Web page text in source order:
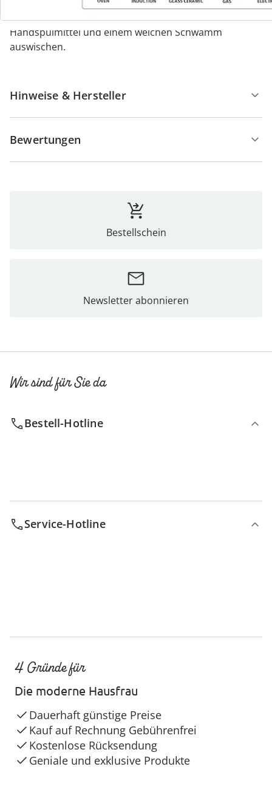
Easy-Clean-Effekt wird die Reinigung per Hand
empfohlen. Einfach mit heißem Wasser,
Handspülmittel und einem weichen Schwamm
auswischen.
Hinweise & Hersteller
Bewertungen
Bestellschein
Newsletter abonnieren
Wir sind für Sie da
Bestell-Hotline
Service-Hotline
4 Gründe für
Die moderne Hausfrau
Dauerhaft günstige Preise
Kauf auf Rechnung Gebührenfrei
Kostenlose Rücksendung
Geniale und exklusive Produkte